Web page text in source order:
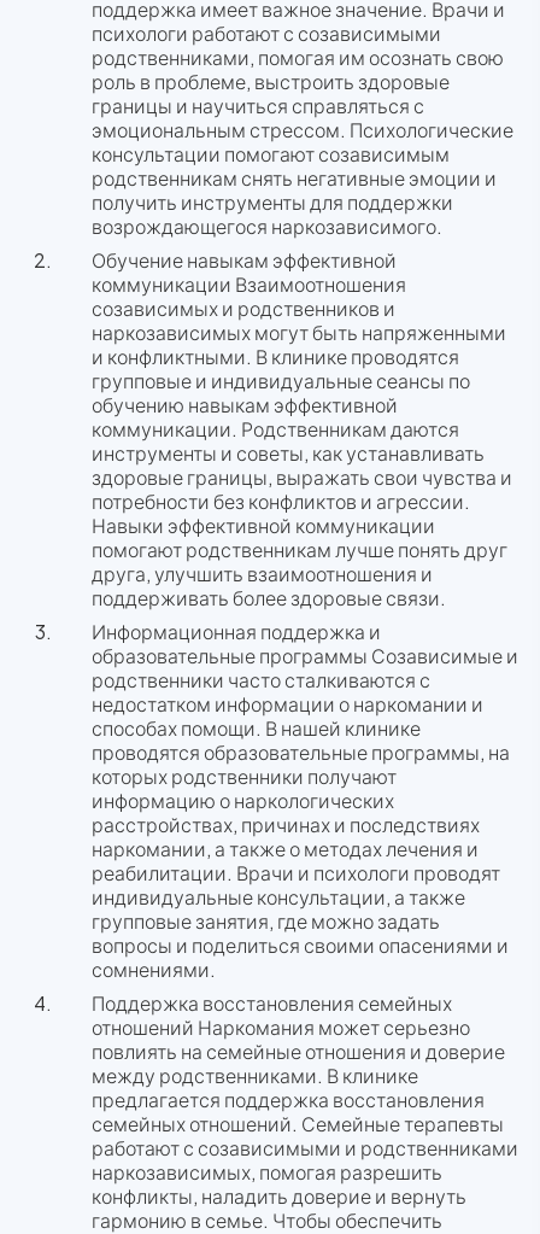
поддержка имеет важное значение. Врачи и
психологи работают с созависимыми
родственниками, помогая им осознать свою
роль в проблеме, выстроить здоровые
границы и научиться справляться с
эмоциональным стрессом. Психологические
консультации помогают созависимым
родственникам снять негативные эмоции и
получить инструменты для поддержки
возрождающегося наркозависимого.
Обучение навыкам эффективной
коммуникации Взаимоотношения
созависимых и родственников и
наркозависимых могут быть напряженными
и конфликтными. В клинике проводятся
групповые и индивидуальные сеансы по
обучению навыкам эффективной
коммуникации. Родственникам даются
инструменты и советы, как устанавливать
здоровые границы, выражать свои чувства и
потребности без конфликтов и агрессии.
Навыки эффективной коммуникации
помогают родственникам лучше понять друг
друга, улучшить взаимоотношения и
поддерживать более здоровые связи.
Информационная поддержка и
образовательные программы Созависимые и
родственники часто сталкиваются с
недостатком информации о наркомании и
способах помощи. В нашей клинике
проводятся образовательные программы, на
которых родственники получают
информацию о наркологических
расстройствах, причинах и последствиях
наркомании, а также о методах лечения и
реабилитации. Врачи и психологи проводят
индивидуальные консультации, а также
групповые занятия, где можно задать
вопросы и поделиться своими опасениями и
сомнениями.
Поддержка восстановления семейных
отношений Наркомания может серьезно
повлиять на семейные отношения и доверие
между родственниками. В клинике
предлагается поддержка восстановления
семейных отношений. Семейные терапевты
работают с созависимыми и родственниками
наркозависимых, помогая разрешить
конфликты, наладить доверие и вернуть
гармонию в семье. Чтобы обеспечить